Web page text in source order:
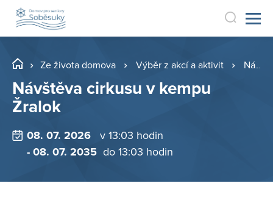
Ze života domova Výběr z akcí a aktivit Návštěva cirkusu v kempu Žralok
Návštěva cirkusu v kempu
Žralok
08. 07. 2026
v 13:03 hodin
- 08. 07. 2035 do 13:03 hodin